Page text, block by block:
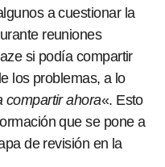
a cuestionar la
reuniones
si podía compartir
los problemas, a lo
compartir ahora«. Esto
que se pone a
de revisión en la